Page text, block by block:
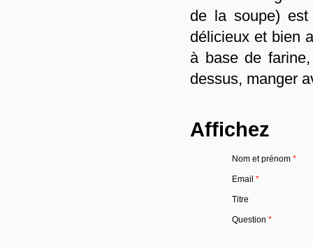
de la soupe)
délicieux et bien
à base de
dessus, manger
Affichez
Nom et prénom *
Email *
Titre
Question *